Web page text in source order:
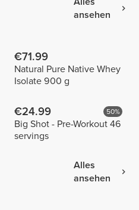
ansehen
€71.99
Natural Pure Native Whey
Isolate 900 g
€24.99 50%
Big Shot - Pre-Workout 46
servings
Alles
ansehen